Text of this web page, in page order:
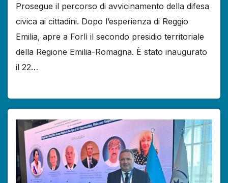
Prosegue il percorso di avvicinamento della difesa
civica ai cittadini. Dopo l’esperienza di Reggio
Emilia, apre a Forlì il secondo presidio territoriale
della Regione Emilia-Romagna. È stato inaugurato
il 22…